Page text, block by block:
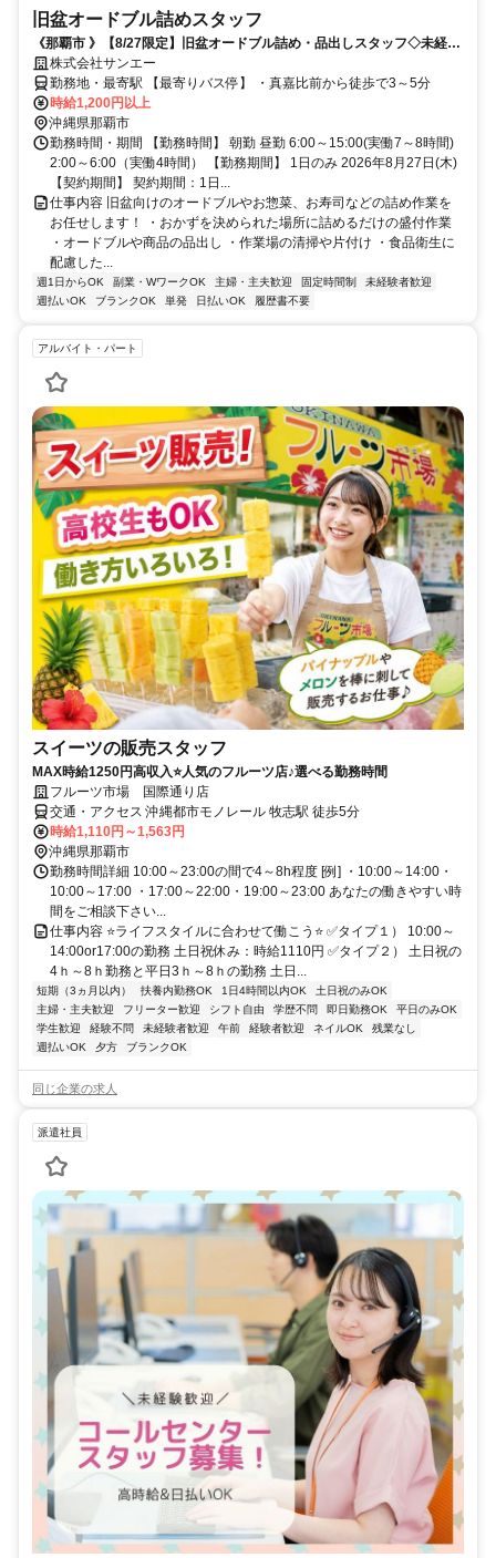
旧盆オードブル詰めスタッフ
《那覇市 》【8/27限定】旧盆オードブル詰め・品出しスタッフ◇未経験
OK◇友達同士の応募もOK！
株式会社サンエー
勤務地・最寄駅 【最寄りバス停】 ・真嘉比前から徒歩で3～5分
時給1,200円以上
沖縄県那覇市
勤務時間・期間 【勤務時間】 朝勤 昼勤 6:00～15:00(実働7～8時間)
2:00～6:00（実働4時間） 【勤務期間】 1日のみ 2026年8月27日(木)
【契約期間】 契約期間：1日...
仕事内容 旧盆向けのオードブルやお惣菜、お寿司などの詰め作業を
お任せします！ ・おかずを決められた場所に詰めるだけの盛付作業
・オードブルや商品の品出し ・作業場の清掃や片付け ・食品衛生に
配慮した...
週1日からOK 副業・WワークOK 主婦・主夫歓迎 固定時間制
未経験者歓迎
週払いOK
ブランクOK 単発 日払いOK 履歴書不要
アルバイト・パート
スイーツの販売スタッフ
MAX時給1250円高収入⭐人気のフルーツ店♪選べる勤務時間
フルーツ市場 国際通り店
交通・アクセス 沖縄都市モノレール 牧志駅 徒歩5分
時給1,110円～1,563円
沖縄県那覇市
勤務時間詳細 10:00～23:00の間で4～8h程度 [例] ・10:00～14:00・
10:00～17:00 ・17:00～22:00・19:00～23:00 あなたの働きやすい時
間をご相談下さい...
仕事内容 ⭐ライフスタイルに合わせて働こう⭐ ✅タイプ１） 10:00～
14:00or17:00の勤務 土日祝休み：時給1110円 ✅タイプ２） 土日祝の
4ｈ～8ｈ勤務と平日3ｈ～8ｈの勤務 土日...
短期（3ヵ月以内） 扶養内勤務OK 1日4時間以内OK
土日祝のみOK
主婦・主夫歓迎
フリーター歓迎 シフト自由 学歴不問 即日勤務OK
平日のみOK
学生歓迎
経験不問 未経験者歓迎 午前 経験者歓迎 ネイルOK
残業なし
週払いOK
夕方 ブランクOK
同じ企業の求人
派遣社員